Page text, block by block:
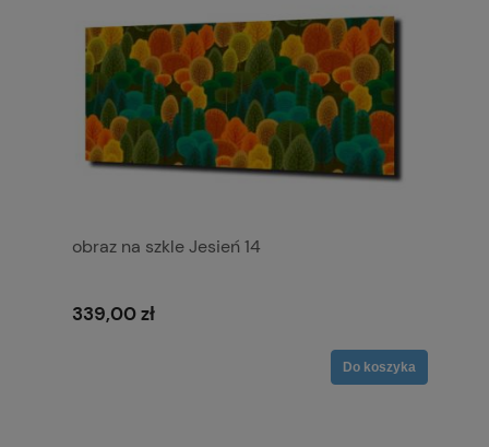
obraz na szkle Jesień 14
339,00 zł
Do koszyka